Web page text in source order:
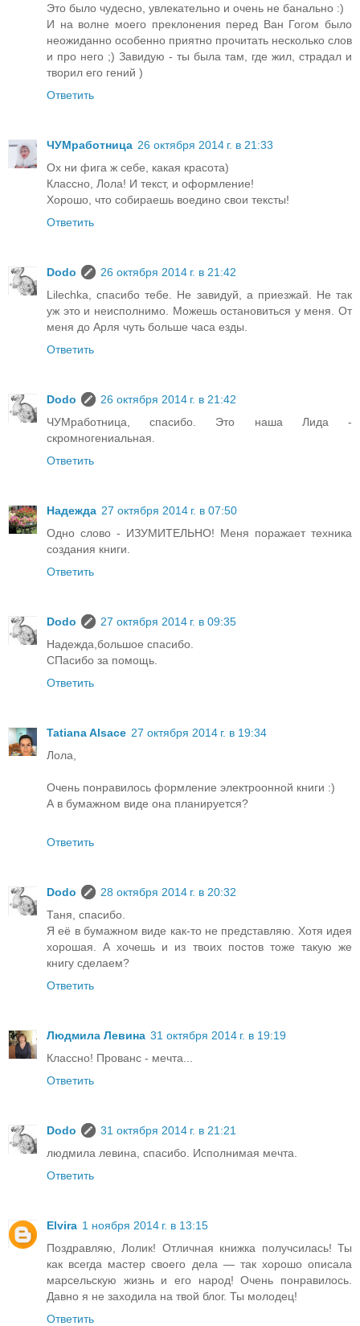
Это было чудесно, увлекательно и очень не банально :)
И на волне моего преклонения перед Ван Гогом было
неожиданно особенно приятно прочитать несколько слов
и про него ;) Завидую - ты была там, где жил, страдал и
творил его гений )
Ответить
ЧУМработница 26 октября 2014 г. в 21:33
Ох ни фига ж себе, какая красота)
Классно, Лола! И текст, и оформление!
Хорошо, что собираешь воедино свои тексты!
Ответить
Dodo
26 октября 2014 г. в 21:42
Lilechka, спасибо тебе. Не завидуй, а приезжай. Не так
уж это и неисполнимо. Можешь остановиться у меня. От
меня до Арля чуть больше часа езды.
Ответить
Dodo
26 октября 2014 г. в 21:42
ЧУМработница, спасибо. Это наша Лида -
скромногениальная.
Ответить
Надежда 27 октября 2014 г. в 07:50
Одно слово - ИЗУМИТЕЛЬНО! Меня поражает техника
создания книги.
Ответить
Dodo
27 октября 2014 г. в 09:35
Надежда,большое спасибо.
СПасибо за помощь.
Ответить
Tatiana Alsace 27 октября 2014 г. в 19:34
Лола,
Очень понравилось формление электроонной книги :)
А в бумажном виде она планируется?
Ответить
Dodo
28 октября 2014 г. в 20:32
Таня, спасибо.
Я её в бумажном виде как-то не представляю. Хотя идея
хорошая. А хочешь и из твоих постов тоже такую же
книгу сделаем?
Ответить
Людмила Левина 31 октября 2014 г. в 19:19
Классно! Прованс - мечта...
Ответить
Dodo
31 октября 2014 г. в 21:21
людмила левина, спасибо. Исполнимая мечта.
Ответить
Elvira 1 ноября 2014 г. в 13:15
Поздравляю, Лолик! Отличная книжка получсилась! Ты
как всегда мастер своего дела — так хорошо описала
марсельскую жизнь и его народ! Очень понравилось.
Давно я не заходила на твой блог. Ты молодец!
Ответить